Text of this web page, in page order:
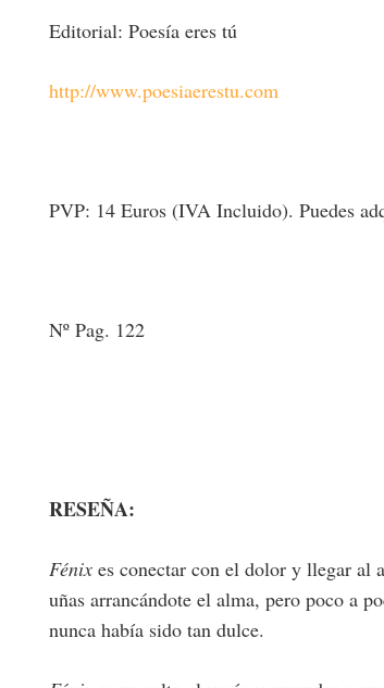
Editorial: Poesía eres tú
http://www.poesiaerestu.com
PVP: 14 Euros (IVA Incluido). Puedes
Nº Pag. 122
RESEÑA:
Fénix es conectar con el dolor y llegar al
uñas arrancándote el alma, pero poco a
nunca había sido tan dulce.